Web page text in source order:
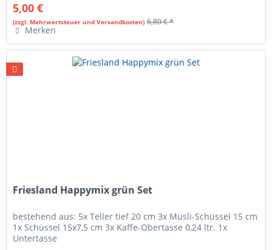
5,00 €
(zzgl. Mehrwertsteuer und Versandkosten) 6,80 € *
Merken
Friesland Happymix grün Set
bestehend aus: 5x Teller tief 20 cm 3x Müsli-Schüssel 15 cm
1x Schüssel 15x7,5 cm 3x Kaffe-Obertasse 0,24 ltr. 1x
Untertasse